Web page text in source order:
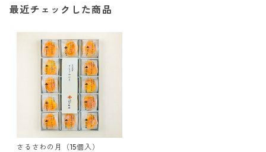
最近チェックした商品
さるさわの月（15個入）